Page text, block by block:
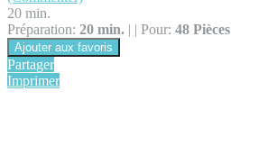
20 min.
Préparation: 20 min. | | Pour: 48 Pièces
Ajouter aux favoris
Partager
Imprimer